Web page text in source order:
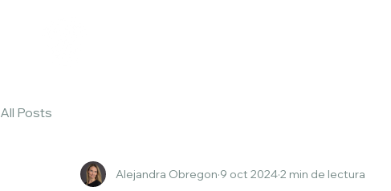
All Posts
Alejandra Obregon 9 oct 20242 min de lectura